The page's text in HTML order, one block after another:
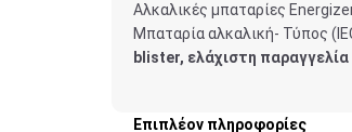
Αλκαλικές μπαταρίες
Μπαταρία αλκαλική- Τύπος
blister, ελάχιστη
Επιπλέον πληροφορίες